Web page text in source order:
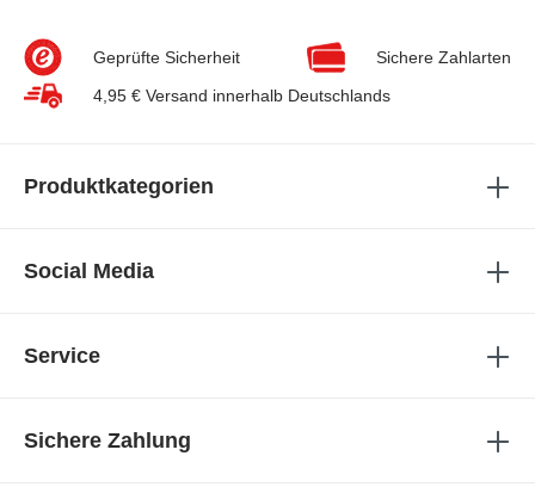
Geprüfte Sicherheit
Sichere Zahlarten
4,95 € Versand innerhalb Deutschlands
Produktkategorien
Social Media
Service
Sichere Zahlung